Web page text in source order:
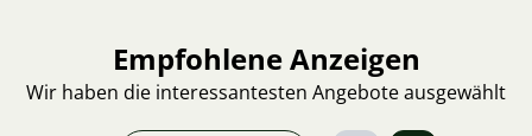
Empfohlene Anzeigen
Wir haben die interessantesten Angebote ausgewählt